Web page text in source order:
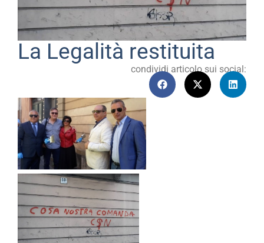
La Legalità restituita
condividi articolo sui social: